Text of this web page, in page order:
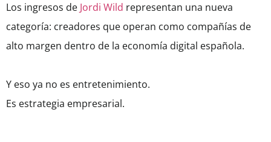
Los ingresos de Jordi Wild representan una nueva
categoría: creadores que operan como compañías de
alto margen dentro de la economía digital española.
Y eso ya no es entretenimiento.
Es estrategia empresarial.